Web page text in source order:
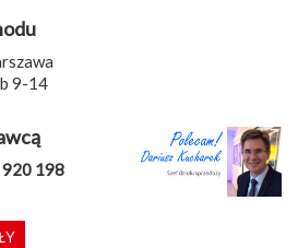
9-14
198